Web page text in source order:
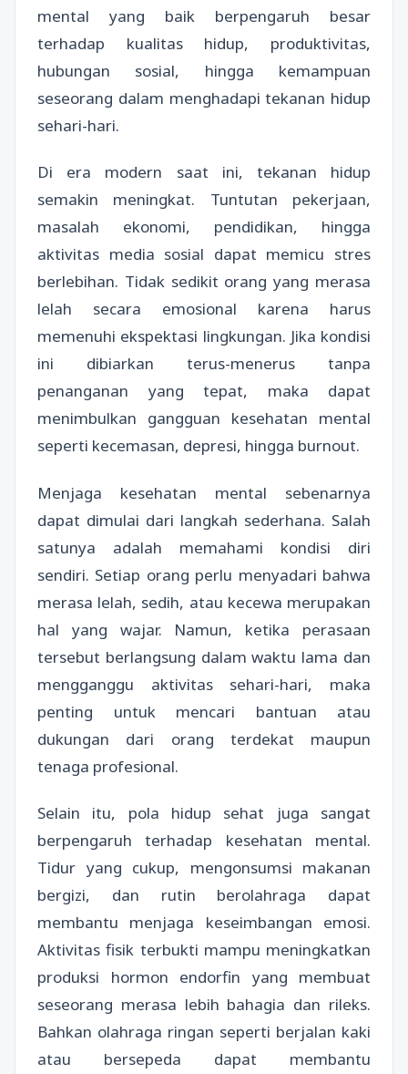
mental yang baik berpengaruh besar
terhadap kualitas hidup, produktivitas,
hubungan sosial, hingga kemampuan
seseorang dalam menghadapi tekanan hidup
sehari-hari.
Di era modern saat ini, tekanan hidup
semakin meningkat. Tuntutan pekerjaan,
masalah ekonomi, pendidikan, hingga
aktivitas media sosial dapat memicu stres
berlebihan. Tidak sedikit orang yang merasa
lelah secara emosional karena harus
memenuhi ekspektasi lingkungan. Jika kondisi
ini dibiarkan terus-menerus tanpa
penanganan yang tepat, maka dapat
menimbulkan gangguan kesehatan mental
seperti kecemasan, depresi, hingga burnout.
Menjaga kesehatan mental sebenarnya
dapat dimulai dari langkah sederhana. Salah
satunya adalah memahami kondisi diri
sendiri. Setiap orang perlu menyadari bahwa
merasa lelah, sedih, atau kecewa merupakan
hal yang wajar. Namun, ketika perasaan
tersebut berlangsung dalam waktu lama dan
mengganggu aktivitas sehari-hari, maka
penting untuk mencari bantuan atau
dukungan dari orang terdekat maupun
tenaga profesional.
Selain itu, pola hidup sehat juga sangat
berpengaruh terhadap kesehatan mental.
Tidur yang cukup, mengonsumsi makanan
bergizi, dan rutin berolahraga dapat
membantu menjaga keseimbangan emosi.
Aktivitas fisik terbukti mampu meningkatkan
produksi hormon endorfin yang membuat
seseorang merasa lebih bahagia dan rileks.
Bahkan olahraga ringan seperti berjalan kaki
atau bersepeda dapat membantu